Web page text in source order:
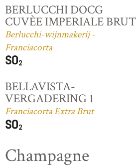
BERLUCCHI DOCG
CUVÈE IMPERIALE BRUT
Berlucchi-wijnmakerij -
Franciacorta
BELLAVISTA-
VERGADERING 1
Franciacorta Extra Brut
Champagne